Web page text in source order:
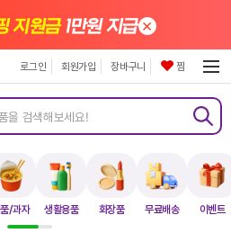
/과자 생활용품 화장품 무료배송 이벤트
지원금1만원 지급×
로그인 회원가입 장바구니 찜